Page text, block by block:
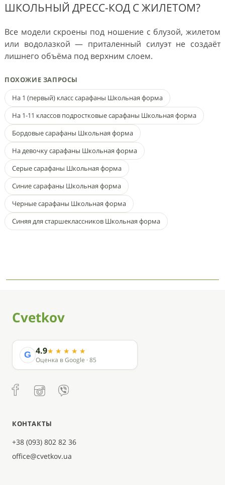
ШКОЛЬНЫЙ ДРЕСС-КОД С ЖИЛЕТОМ?
Все модели скроены под ношение с блузой, жилетом
или водолазкой — приталенный силуэт не создаёт
лишнего объёма под верхним слоем.
ПОХОЖИЕ ЗАПРОСЫ
На 1 (первый) класс сарафаны Школьная форма
На 1-11 классов подростковые сарафаны Школьная форма
Бордовые сарафаны Школьная форма
На девочку сарафаны Школьная форма
Серые сарафаны Школьная форма
Синие сарафаны Школьная форма
Черные сарафаны Школьная форма
Синяя для старшеклассников Школьная форма
Cvetkov
G 4.9
Оценка в Google · 85
КОНТАКТЫ
+38 (093) 802 82 36
office@cvetkov.ua